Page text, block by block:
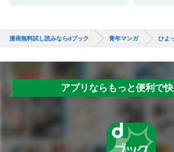
漫画無料試し読みならdブック 青年マンガ ひよ
アプリならもっと便利で快